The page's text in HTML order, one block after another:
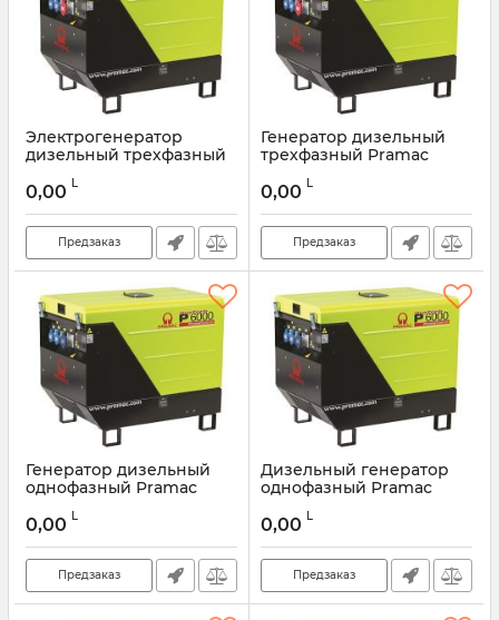
Электрогенератор
дизельный трехфазный
IPP
0,00 L
Предзаказ
Генератор дизельный
трехфазный Pramac
DPP
0,00 L
Предзаказ
Генератор дизельный
однофазный Pramac
0,00 L
Предзаказ
Дизельный генератор
однофазный Pramac
DPP
0,00 L
Предзаказ